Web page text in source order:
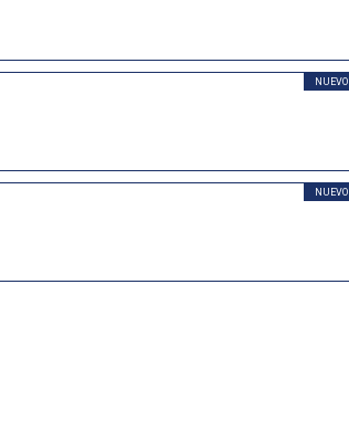
NUEVO
NUEVO